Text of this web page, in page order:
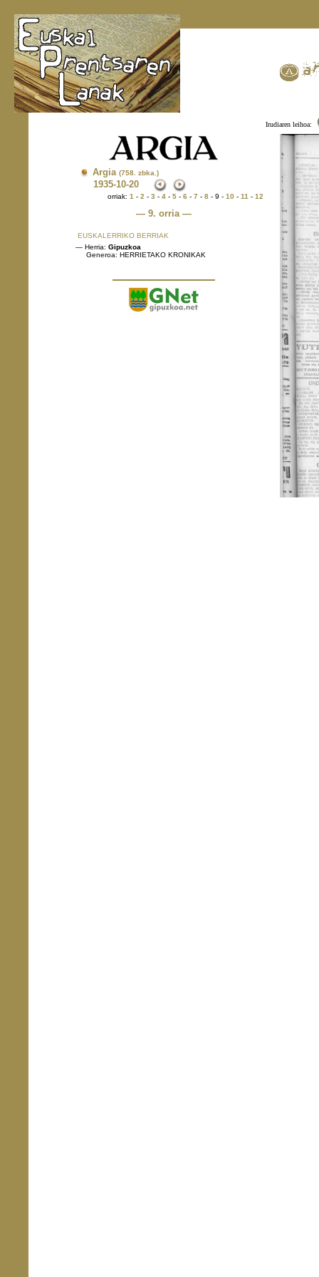
Irudiaren leihoa:
Argia (758. zbka.)
1935-10-20
orriak: 1 - 2 - 3 - 4- 5- 6 - 7 - 8- 9 - 10 - 11 - 12
— 9. orria —
EUSKALERRIKO BERRIAK
— Herria: Gipuzkoa
Generoa: HERRIETAKO KRONIKAK